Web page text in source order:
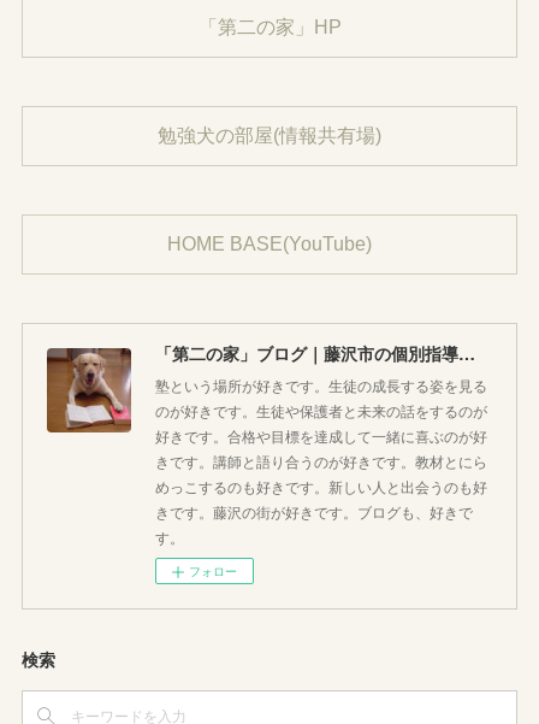
「第二の家」HP
勉強犬の部屋(情報共有場)
HOME BASE(YouTube)
「第二の家」ブログ｜藤沢市の個別指導塾のお話
塾という場所が好きです。生徒の成長する姿を見る
のが好きです。生徒や保護者と未来の話をするのが
好きです。合格や目標を達成して一緒に喜ぶのが好
きです。講師と語り合うのが好きです。教材とにら
めっこするのも好きです。新しい人と出会うのも好
きです。藤沢の街が好きです。ブログも、好きで
す。
フォロー
検索